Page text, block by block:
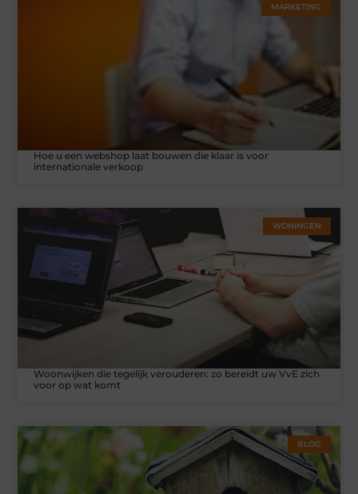
MARKETING
Hoe u een webshop laat bouwen die klaar is voor
internationale verkoop
WONINGEN
Woonwijken die tegelijk verouderen: zo bereidt uw VvE zich
voor op wat komt
BLOG